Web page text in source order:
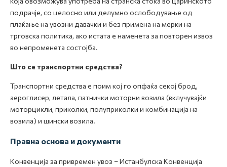
Контакт
Е-Весник
подрачје, со целосно или делумно ослободување од
плаќање на увозни давачки и без примена на мерки на
трговска политика, ако истата е наменета за повторен извоз
во непроменета состојба.
Што се транспортни средства?
Транспортни средства е поим кој го опфаќа секој брод,
аероглисер, летала, патнички моторни возила (вклучувајќи
моторцикли, приколки, полуприколки и комбинација на
возила) и шински возила.
Правна основа и документи
Конвенција за привремен увоз – Истанбулска Конвенција